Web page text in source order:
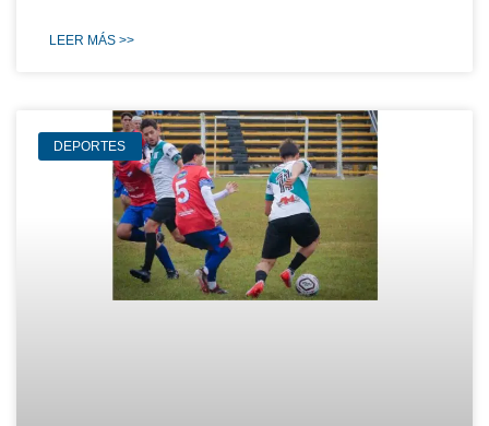
LEER MÁS >>
DEPORTES